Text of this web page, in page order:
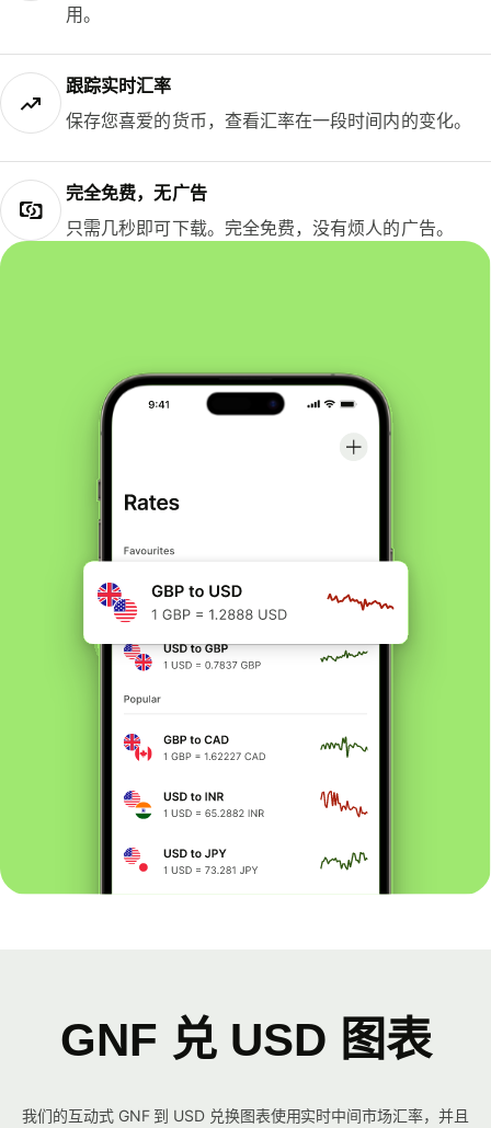
用。
跟踪实时汇率
保存您喜爱的货币，查看汇率在一段时间内的变化。
完全免费，无广告
只需几秒即可下载。完全免费，没有烦人的广告。
GNF 兑 USD 图表
我们的互动式 GNF 到 USD 兑换图表使用实时中间市场汇率，并且